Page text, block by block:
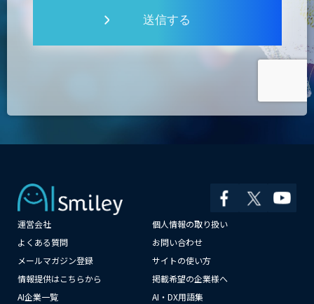
送信する
運営会社
個人情報の取り扱い
よくある質問
お問い合わせ
メールマガジン登録
サイトの使い方
情報提供はこちらから
掲載希望の企業様へ
AI企業一覧
AI・DX用語集